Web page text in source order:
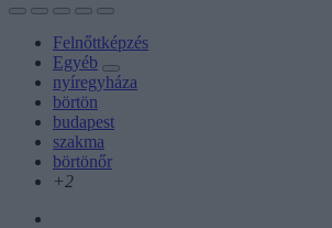
Felnőttképzés
Egyéb
nyíregyháza
börtön
budapest
szakma
börtönőr
+2